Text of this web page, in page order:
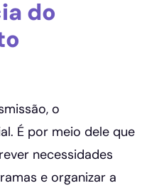
do
o
É por meio dele que
necessidades
e organizar a